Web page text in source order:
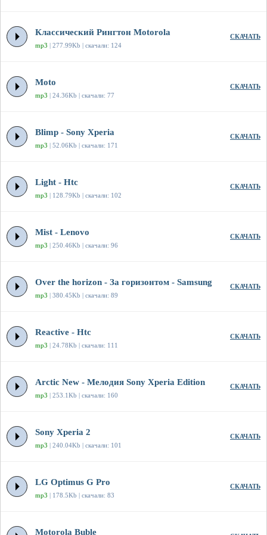
Классический Рингтон Motorola
mp3 | 277.99Kb | скачали: 124
СКАЧАТЬ
Moto
mp3 | 24.36Kb | скачали: 77
СКАЧАТЬ
Blimp - Sony Xperia
mp3 | 52.06Kb | скачали: 171
СКАЧАТЬ
Light - Htc
mp3 | 128.79Kb | скачали: 102
СКАЧАТЬ
Mist - Lenovo
mp3 | 250.46Kb | скачали: 96
СКАЧАТЬ
Over the horizon - За горизонтом - Samsung
mp3 | 380.45Kb | скачали: 89
СКАЧАТЬ
Reactive - Htc
mp3 | 24.78Kb | скачали: 111
СКАЧАТЬ
Arctic New - Мелодия Sony Xperia Edition
mp3 | 253.1Kb | скачали: 160
СКАЧАТЬ
Sony Xperia 2
mp3 | 240.04Kb | скачали: 101
СКАЧАТЬ
LG Optimus G Pro
mp3 | 178.5Kb | скачали: 83
СКАЧАТЬ
Motorola Buble